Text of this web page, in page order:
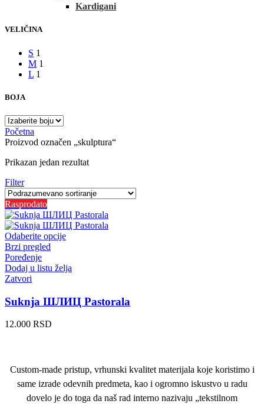
Kardigani
VELIČINA
S 1
M 1
L 1
BOJA
Početna
Proizvod označen „skulptura“
Prikazan jedan rezultat
Filter
Rasprodato
Odaberite opcije
Brzi pregled
Poređenje
Dodaj u listu želja
Zatvori
Suknja ШЛИЦ Pastorala
12.000 RSD
Custom-made pristup, vrhunski kvalitet materijala koje koristimo i
same izrade odevnih predmeta, kao i ogromno iskustvo u radu
dovelo je do toga da naš rad interno nazivaju „tekstilnom